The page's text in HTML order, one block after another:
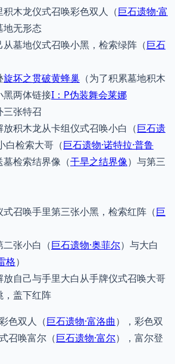
木龙仪式召唤彩色双人（巨石遗物·富
地无形态
墓地仪式召唤小黑，检索绿阵（巨石
旋坏之贯破黄蜂巢 （为了积累墓地积木
黑两体链接I：P伪装舞会莱娜
三张特召
积木龙从卡组仪式召唤小白（巨石遗
白检索大哥（巨石遗物·诺特拉·普鲁
墓检索结界像（干旱之结界像）与第三
召唤手里第三张小黑，检索红阵（巨
张小白（巨石遗物·奥菲尔）与大白
格）
自己与手里大白从手牌仪式召唤大哥
，盖下红阵
色双人（巨石遗物·富洛曲），彩色双
召唤富尔（巨石遗物·富尔），富尔登